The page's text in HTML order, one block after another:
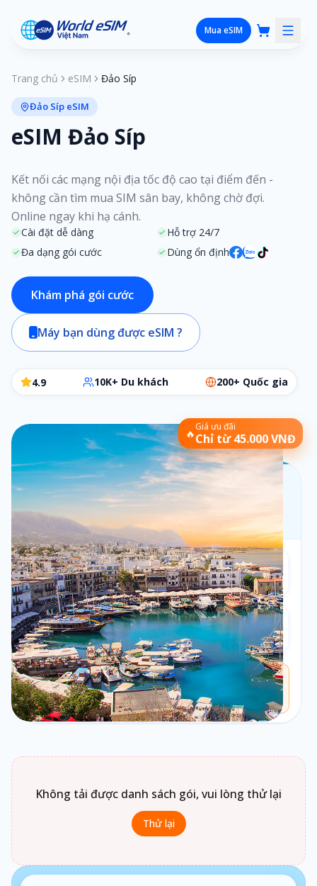
Mua eSIM
Trang chủ eSIM Đảo Síp
Đảo Síp eSIM
eSIM Đảo Síp
Kết nối các mạng nội địa tốc độ cao tại điểm đến -
không cần tìm mua SIM sân bay, không chờ đợi.
Online ngay khi hạ cánh.
Cài đặt dễ dàng
Hỗ trợ 24/7
Đa dạng gói cước
Dùng ổn định
Khám phá gói cước
Máy bạn dùng được eSIM ?
4.9 10K+ Du khách 200+ Quốc gia
🔥Giá ưu đãi
Chỉ từ 45.000 VNĐ
Chọn gói eSIM phù hợp
Các bước đơn giản để chọn đúng gói cần dùng
Bộ lọc: 1 ngày
1
Số ngày
1ngày
2
Loại gói
Theo ngày
Chưa biết chọn loại gói nào?
Bấm vàoLoại góiđể xem gợi ý phù hợp theo nhu cầu sử
dụng.
Không tải được danh sách gói, vui lòng thử lại
Thử lại